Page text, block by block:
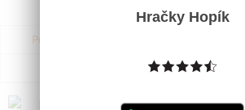
Podle názvu od A do Z
Pidilidi Dětská
Hračky Hopík